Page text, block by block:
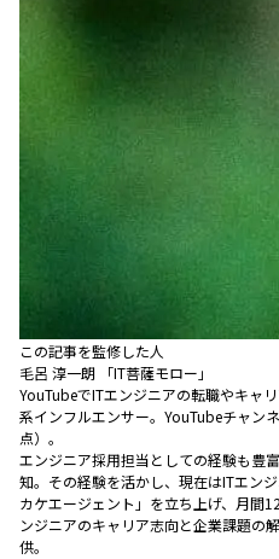
この記事を監修した人
毛呂 淳一朗 「IT菩薩モロー」
YouTubeでITエンジニアの転職やキャ
系インフルエンサー。YouTubeチャン
点）。
エンジニア採用担当としての経験も豊
知。その経験を活かし、現在はITエン
カケエージェント」を立ち上げ、月間
ンジニアのキャリア志向と企業課題の
供。